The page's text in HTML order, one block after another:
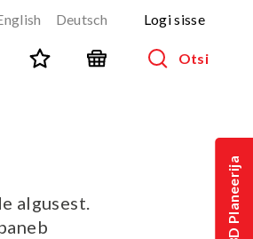
3D Planeerija
Deutsch Logi sisse
Otsi
algusest.